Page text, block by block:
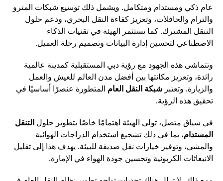
عام ذكي ومستدام ومتكامل. ويشمل ذلك توسيع شبكات المترو
والترام والحافلات، وتعزيز كفاءة النقل البحري، ودعم حلول
التنقل المشترك. كما تستثمر الهيئة في تقنيات الذكاء
الاصطناعي لتحسين إدارة البيانات وتصميم رحلة العميل.
وتتماشى هذه الجهود مع رؤية دبي المستقبلية كمدينة عالمية
رائدة، وتعزيز مكانتها بين أفضل مدن العالم للعيش والعمل
والزيارة. وتعتبر شبكة النقل العام المتطورة عنصرًا أساسيًا في
تحقيق هذه الرؤية.
في سياق متصل، تولي الهيئة اهتمامًا خاصًا بتطوير حلول التنقل
المستدام، بما في ذلك تشجيع استخدام الدراجات الهوائية
والمشي، وتوفير خيارات نقل صديقة للبيئة. يهدف هذا إلى تقليل
الانبعاثات الكربونية وتحسين جودة الهواء في الإمارة.